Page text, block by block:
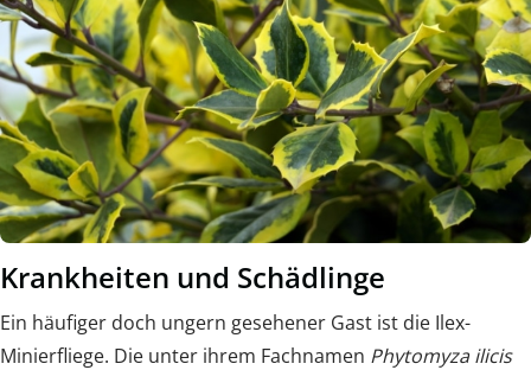
Krankheiten und Schädlinge
Ein häufiger doch ungern gesehener Gast ist die Ilex-
Minierfliege. Die unter ihrem Fachnamen Phytomyza ilicis